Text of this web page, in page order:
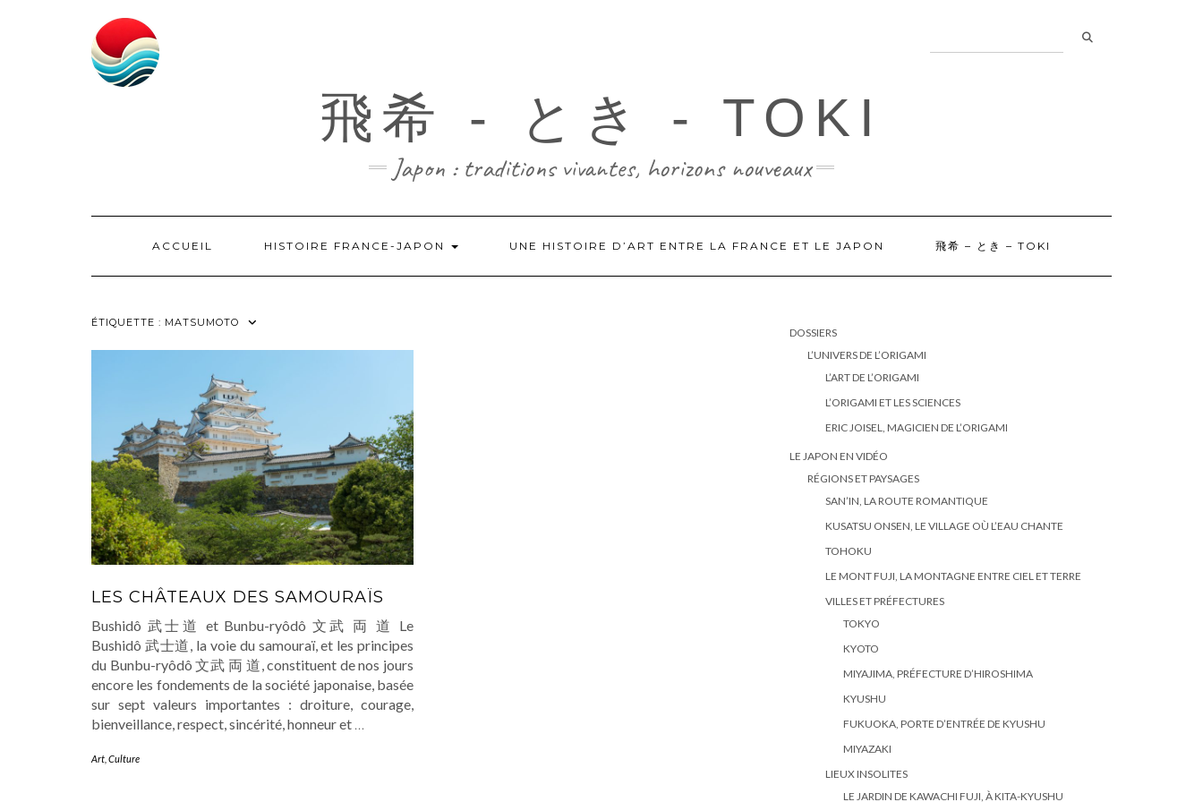
飛希 - とき - TOKI
Japon : traditions vivantes, horizons nouveaux
ACCUEIL HISTOIRE FRANCE-JAPON UNE HISTOIRE D’ART ENTRE LA FRANCE ET LE JAPON 飛希 – とき – TOKI
ÉTIQUETTE : MATSUMOTO
LES CHÂTEAUX DES SAMOURAÏS
Bushidô 武士道 et Bunbu-ryôdô 文武 両 道 Le
Bushidô 武士道, la voie du samouraï, et les principes
du Bunbu-ryôdô 文武 両 道, constituent de nos jours
encore les fondements de la société japonaise, basée
sur sept valeurs importantes : droiture, courage,
bienveillance, respect, sincérité, honneur et …
Art Culture
DOSSIERS
L’UNIVERS DE L’ORIGAMI
L’ART DE L’ORIGAMI
L’ORIGAMI ET LES SCIENCES
ERIC JOISEL, MAGICIEN DE L’ORIGAMI
LE JAPON EN VIDÉO
RÉGIONS ET PAYSAGES
SAN’IN, LA ROUTE ROMANTIQUE
KUSATSU ONSEN, LE VILLAGE OÙ L’EAU CHANTE
TOHOKU
LE MONT FUJI, LA MONTAGNE ENTRE CIEL ET TERRE
VILLES ET PRÉFECTURES
TOKYO
KYOTO
MIYAJIMA, PRÉFECTURE D’HIROSHIMA
KYUSHU
FUKUOKA, PORTE D’ENTRÉE DE KYUSHU
MIYAZAKI
LIEUX INSOLITES
LE JARDIN DE KAWACHI FUJI, À KITA-KYUSHU